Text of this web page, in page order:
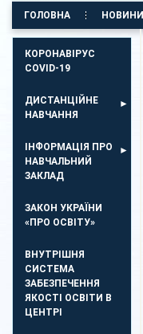
ГОЛОВНА НОВИНИ
КОРОНАВІРУС
COVID-19
ДИСТАНЦІЙНЕ
НАВЧАННЯ
ІНФОРМАЦІЯ ПРО
НАВЧАЛЬНИЙ
ЗАКЛАД
ЗАКОН УКРАЇНИ
«ПРО ОСВІТУ»
ВНУТРІШНЯ
СИСТЕМА
ЗАБЕЗПЕЧЕННЯ
ЯКОСТІ ОСВІТИ В
ЦЕНТРІ